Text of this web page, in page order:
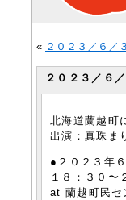
« ２０２３／６／
２０２３／６
北海道蘭越町
出演：真珠ま
●２０２３年
１８：３０〜
at 蘭越町民セ